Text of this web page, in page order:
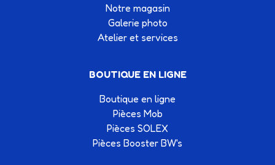
Notre magasin
Galerie photo
Atelier et services
BOUTIQUE EN LIGNE
Boutique en ligne
Pièces Mob
Pièces SOLEX
Pièces Booster BW's